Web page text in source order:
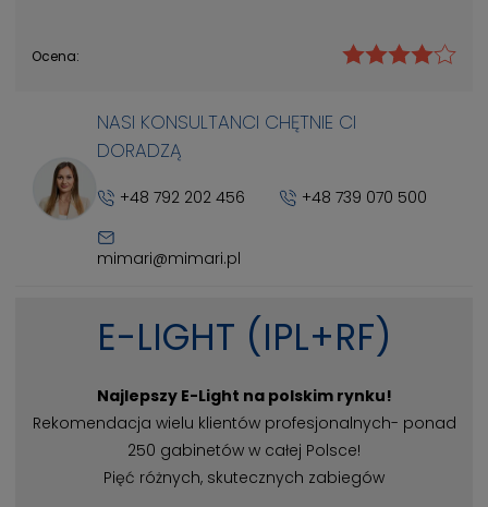
Ocena:
NASI KONSULTANCI CHĘTNIE CI
DORADZĄ
+48 792 202 456 +48 739 070 500
mimari@mimari.pl
E-LIGHT (IPL+RF)
Najlepszy E-Light na polskim rynku!
Rekomendacja wielu klientów profesjonalnych- ponad
250 gabinetów w całej Polsce!
Pięć różnych, skutecznych zabiegów